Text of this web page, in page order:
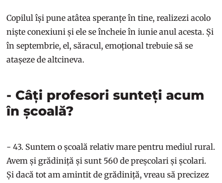
Copilul își pune atâtea speranțe în tine, realizezi acolo
niște conexiuni și ele se încheie în iunie anul acesta. Și
în septembrie, el, săracul, emoțional trebuie să se
atașeze de altcineva.
- Câți profesori sunteți acum
în școală?
- 43. Suntem o școală relativ mare pentru mediul rural.
Avem și grădiniță și sunt 560 de preșcolari și școlari.
Și dacă tot am amintit de grădiniță, vreau să precizez